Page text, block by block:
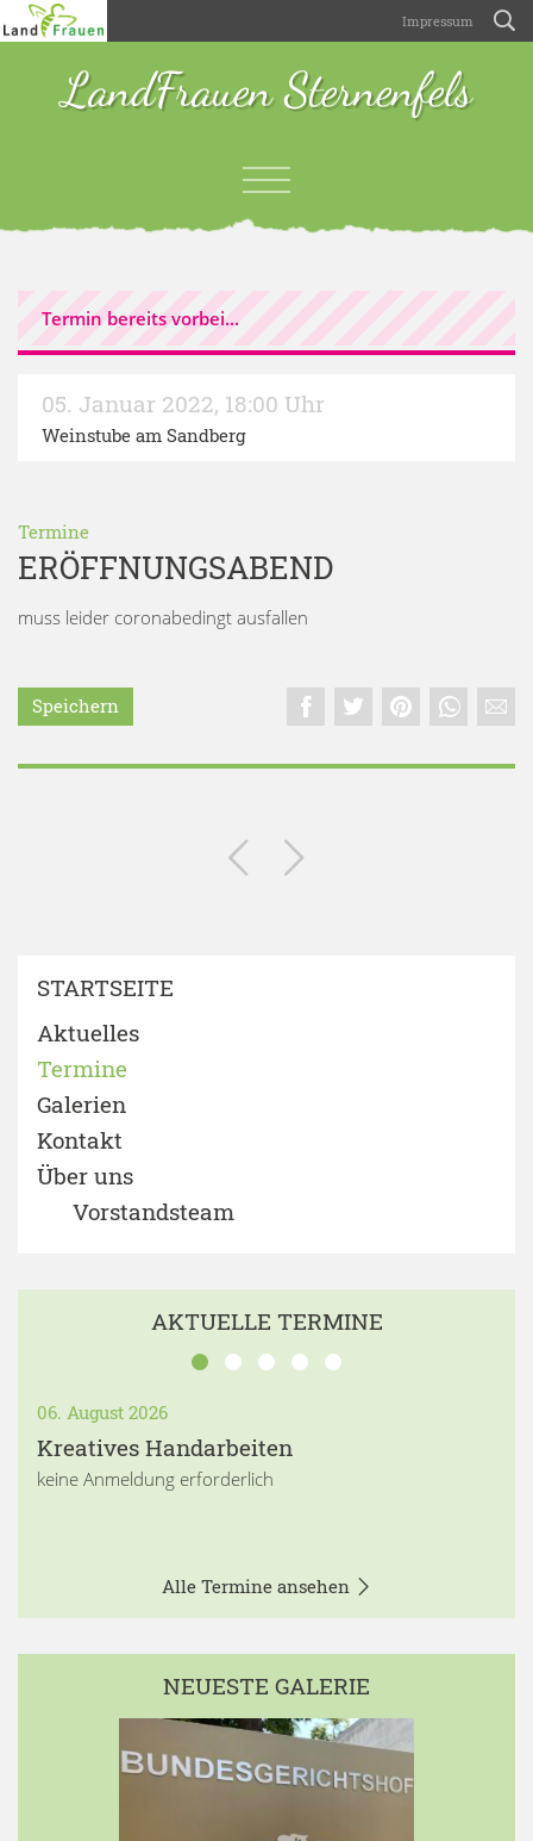
Impressum
LandFrauen Sternenfels
Termin bereits vorbei...
05. Januar 2022, 18:00 Uhr
Weinstube am Sandberg
Termine
ERÖFFNUNGSABEND
muss leider coronabedingt ausfallen
Speichern
STARTSEITE
Aktuelles
Termine
Galerien
Kontakt
Über uns
Vorstandsteam
AKTUELLE TERMINE
06. August 2026
Kreatives Handarbeiten
keine Anmeldung erforderlich
Alle Termine ansehen
NEUESTE GALERIE